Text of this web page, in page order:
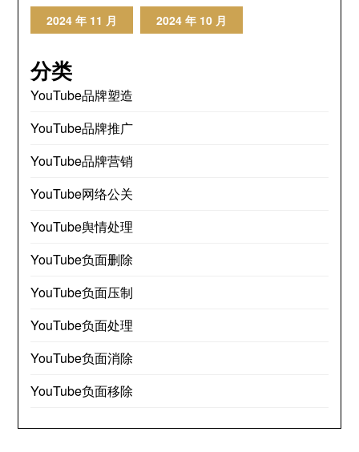
2024 年 11 月 2024 年 10 月
分类
YouTube品牌塑造
YouTube品牌推广
YouTube品牌营销
YouTube网络公关
YouTube舆情处理
YouTube负面删除
YouTube负面压制
YouTube负面处理
YouTube负面消除
YouTube负面移除